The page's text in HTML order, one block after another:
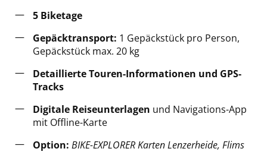
5 Biketage
Gepäcktransport: 1 Gepäckstück pro Person,
Gepäckstück max. 20 kg
Detaillierte Touren-Informationen und GPS-
Tracks
Digitale Reiseunterlagen und Navigations-App
mit Offline-Karte
Option: BIKE-EXPLORER Karten Lenzerheide, Flims